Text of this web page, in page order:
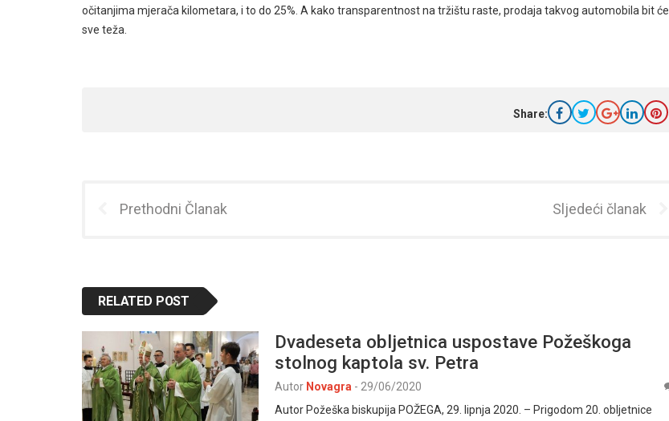
očitanjima mjerača kilometara, i to do 25%. A kako transparentnost na tržištu raste, prodaja takvog automobila bit će
sve teža.
Share:
Prethodni Članak Sljedeći članak
RELATED POST
Dvadeseta obljetnica uspostave Požeškoga
stolnog kaptola sv. Petra
Autor Novagra - 29/06/2020
Autor Požeška biskupija POŽEGA, 29. lipnja 2020. – Prigodom 20. obljetnice